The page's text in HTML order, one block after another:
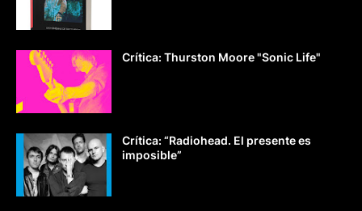
Crítica: Thurston Moore "Sonic Life"
Crítica: “Radiohead. El presente es
imposible”